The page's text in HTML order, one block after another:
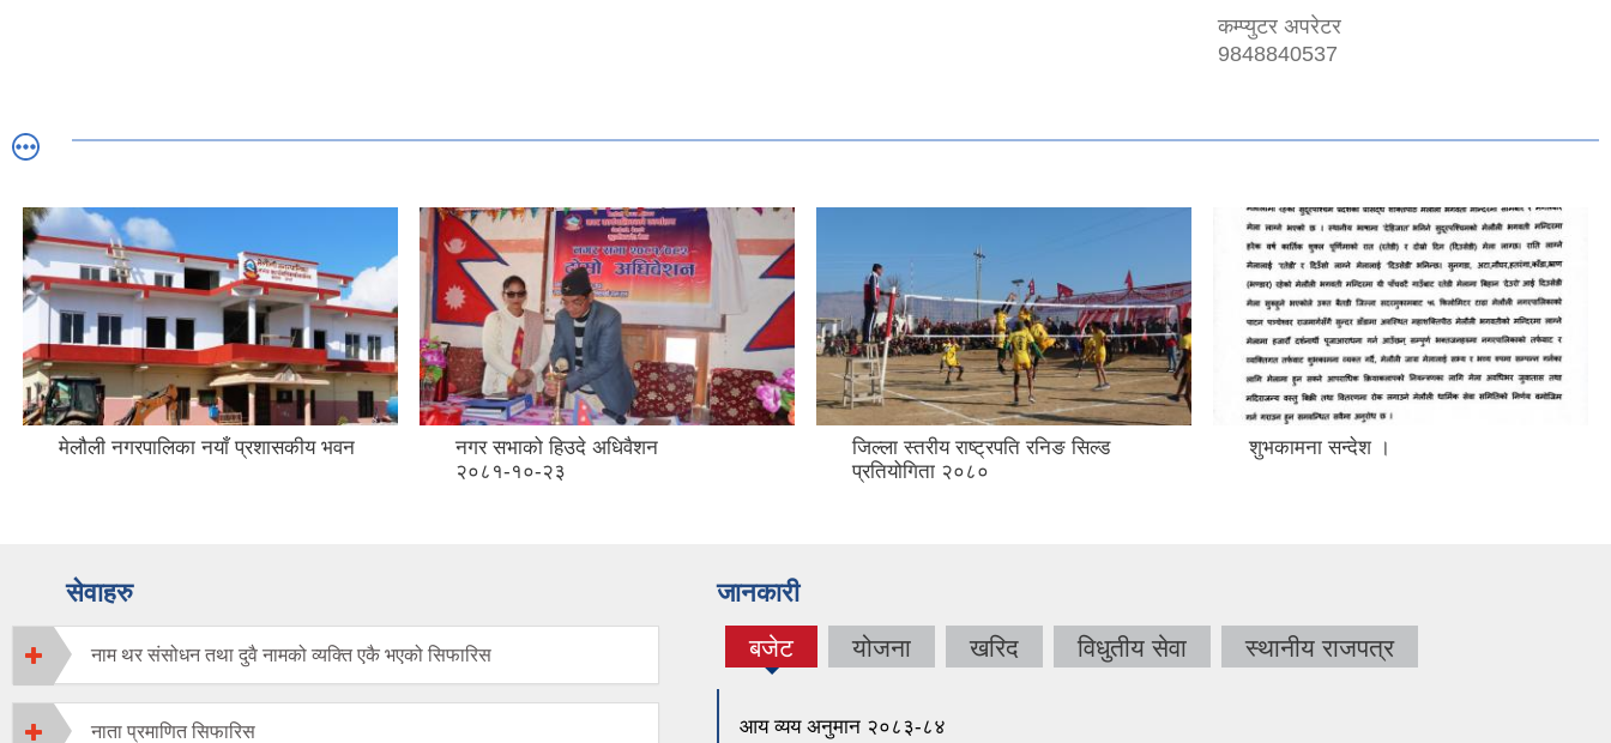
कम्प्युटर अपरेटर
9848840537
मेलौली नगरपालिका नयाँ प्रशासकीय भवन
नगर सभाको हिउदे अधिवैशन
२०८१-१०-२३
जिल्ला स्तरीय राष्ट्रपति रनिङ सिल्ड
प्रतियोगिता २०८०
शुभकामना सन्देश ।
सेवाहरु
नाम थर संसोधन तथा दुवै नामको व्यक्ति एकै भएको सिफारिस
नाता प्रमाणित सिफारिस
जानकारी
बजेट
(active
योजना खरिद विधुतीय सेवा स्थानीय राजपत्र
आय व्यय अनुमान २०८३-८४